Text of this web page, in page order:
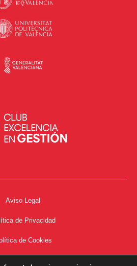
Aviso Legal
de Privacidad
de Cookies